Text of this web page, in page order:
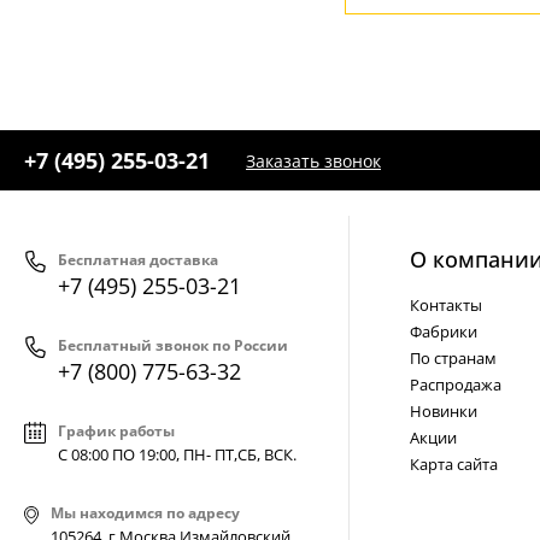
+7 (495) 255-03-21 Заказать звонок
Бесплатная доставка
+7 (495) 255-03-21
Бесплатный звонок по России
+7 (800) 775-63-32
График работы
С 08:00 ПО 19:00, ПН- ПТ,СБ, ВСК.
Мы находимся по адресу
О
Контакты
Фабрики
По странам
Распродажа
Новинки
Акции
Карта сайта